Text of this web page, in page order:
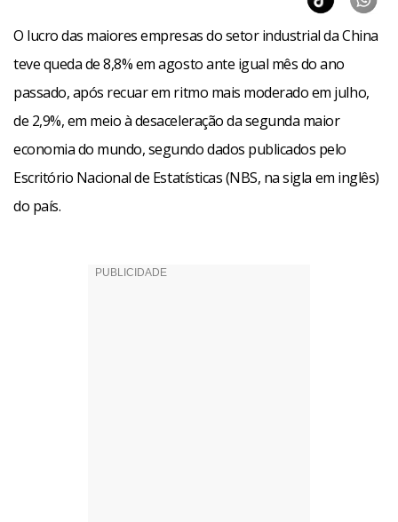
O lucro das maiores empresas do setor industrial da China
teve queda de 8,8% em agosto ante igual mês do ano
passado, após recuar em ritmo mais moderado em julho,
de 2,9%, em meio à desaceleração da segunda maior
economia do mundo, segundo dados publicados pelo
Escritório Nacional de Estatísticas (NBS, na sigla em inglês)
do país.